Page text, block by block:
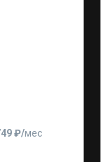
₽⁠/⁠мес